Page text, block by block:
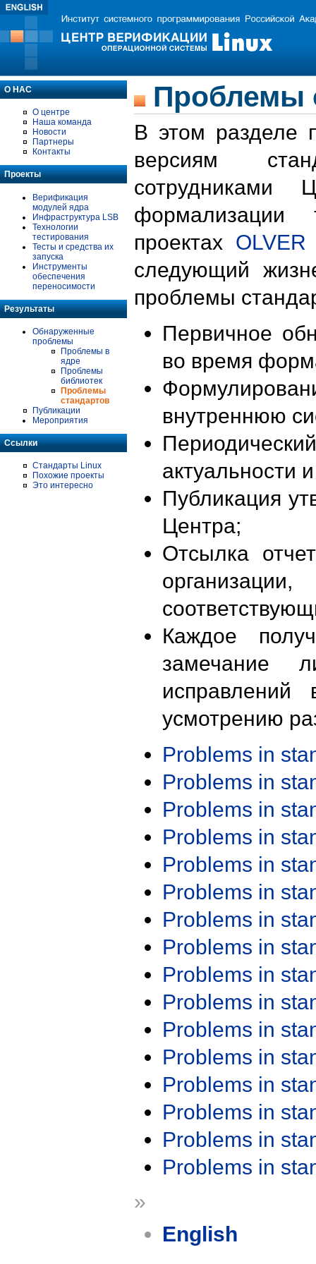
О НАС
О центре
Наша команда
Новости
Партнеры
Контакты
Проекты
Верификация
модулей ядра
Инфраструктура LSB
Технологии
тестирования
Тесты и средства их
запуска
Инструменты
обеспечения
переносимости
Результаты
Обнаруженные
проблемы
Проблемы в
ядре
Проблемы
библиотек
Проблемы
стандартов
Публикации
Мероприятия
Ссылки
Стандарты Linux
Похожие проекты
Это интересно
Проблемы
В этом разделе
версиям
формализации
проектах OLVER
следующий
проблемы
Первичное
во время
внутреннюю
актуальности
Публикация
Центра;
Отсылка
Каждое
замечание
исправлений
усмотрению
Problems in
Problems in
Problems in
Problems in
Problems in
Problems in
Problems in
Problems in
Problems in
Problems in
Problems in
Problems in
Problems in
Problems in
Problems in
Problems in
»
English